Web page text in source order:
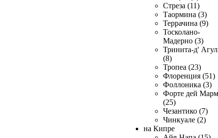
Стреза (11)
Таормина (3)
Террачина (9)
Тосколано-
Мадерно (3)
Тринита-д'
(8)
Тропеа (23)
Флоренция (51)
Фоллоника (3)
Форте дей
(25)
Чезантико (7)
Чинкуале (2)
на Кипре